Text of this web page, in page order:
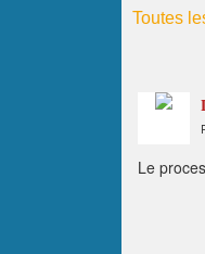
Toutes
Le